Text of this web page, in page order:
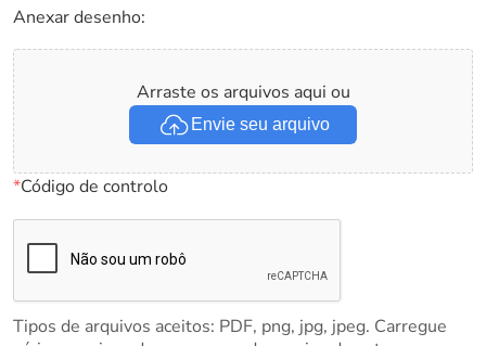
Anexar desenho:
Arraste os arquivos aqui ou
Envie seu arquivo
*Código de controlo
Tipos de arquivos aceitos: PDF, png, jpg, jpeg. Carregue